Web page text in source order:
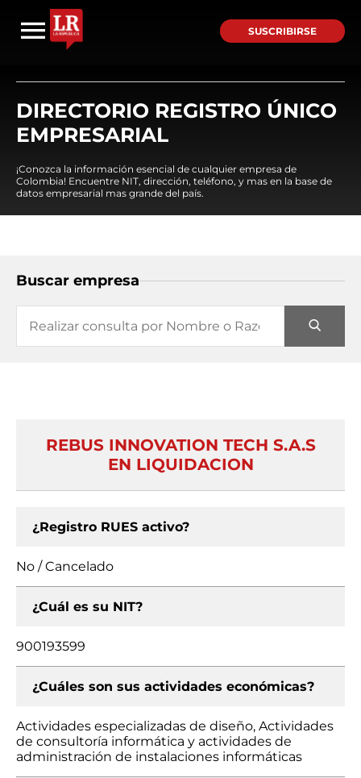
SUSCRIBIRSE
DIRECTORIO REGISTRO ÚNICO
EMPRESARIAL
¡Conozca la información esencial de cualquier empresa de
Colombia! Encuentre NIT, dirección, teléfono, y mas en la base de
datos empresarial mas grande del país.
Buscar empresa
REBUS INNOVATION TECH S.A.S
EN LIQUIDACION
¿Registro RUES activo?
No / Cancelado
¿Cuál es su NIT?
900193599
¿Cuáles son sus actividades económicas?
Actividades especializadas de diseño, Actividades
de consultoría informática y actividades de
administración de instalaciones informáticas